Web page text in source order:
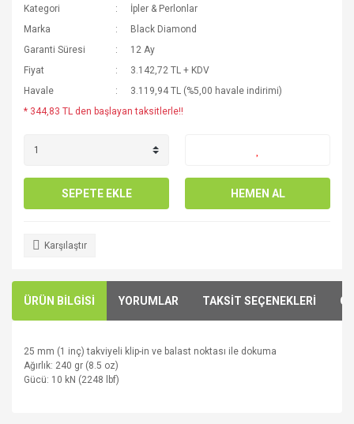
Kategori
İpler & Perlonlar
Marka
Black Diamond
Garanti Süresi
12 Ay
Fiyat
3.142,72 TL + KDV
Havale
3.119,94 TL (%5,00 havale indirimi)
* 344,83 TL den başlayan taksitlerle!!
SEPETE EKLE HEMEN AL
Karşılaştır
ÜRÜN BİLGİSİ YORUMLAR TAKSİT SEÇENEKLERİ
25 mm (1 inç) takviyeli klip-in ve balast noktası ile dokuma
Ağırlık: 240 gr (8.5 oz)
Gücü: 10 kN (2248 lbf)